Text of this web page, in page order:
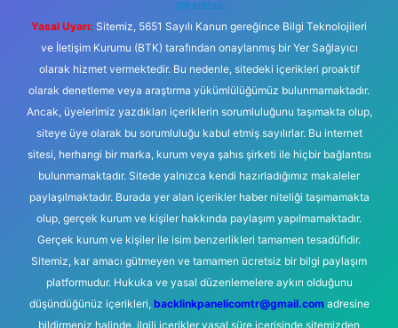
@karabul
Yasal Uyarı: Sitemiz, 5651 Sayılı Kanun gereğince Bilgi Teknolojileri
ve İletişim Kurumu (BTK) tarafından onaylanmış bir Yer Sağlayıcı
olarak hizmet vermektedir. Bu nedenle, sitedeki içerikleri proaktif
olarak denetleme veya araştırma yükümlülüğümüz bulunmamaktadır.
Ancak, üyelerimiz yazdıkları içeriklerin sorumluluğunu taşımakta olup,
siteye üye olarak bu sorumluluğu kabul etmiş sayılırlar. Bu internet
sitesi, herhangi bir marka, kurum veya şahıs şirketi ile hiçbir bağlantısı
bulunmamaktadır. Sitede yalnızca kendi hazırladığımız makaleler
paylaşılmaktadır. Burada yer alan içerikler haber niteliği taşımamakta
olup, gerçek kurum ve kişiler hakkında paylaşım yapılmamaktadır.
Gerçek kurum ve kişiler ile isim benzerlikleri tamamen tesadüfidir.
Sitemiz, kar amacı gütmeyen ve tamamen ücretsiz bir bilgi paylaşım
platformudur. Hukuka ve yasal düzenlemelere aykırı olduğunu
düşündüğünüz içerikleri, backlinkpanelicomtr@gmail.comadresine
bildirmeniz halinde, ilgili içerikler yasal süre içerisinde sitemizden